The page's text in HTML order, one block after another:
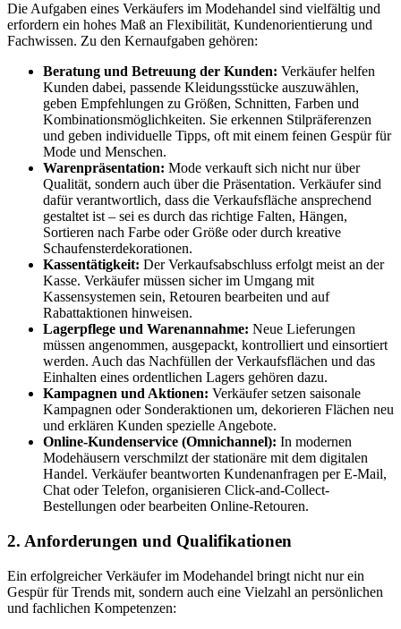
Die Aufgaben eines Verkäufers im Modehandel sind vielfältig und
erfordern ein hohes Maß an Flexibilität, Kundenorientierung und
Fachwissen. Zu den Kernaufgaben gehören:
Beratung und Betreuung der Kunden: Verkäufer helfen
Kunden dabei, passende Kleidungsstücke auszuwählen,
geben Empfehlungen zu Größen, Schnitten, Farben und
Kombinationsmöglichkeiten. Sie erkennen Stilpräferenzen
und geben individuelle Tipps, oft mit einem feinen Gespür für
Mode und Menschen.
Warenpräsentation: Mode verkauft sich nicht nur über
Qualität, sondern auch über die Präsentation. Verkäufer sind
dafür verantwortlich, dass die Verkaufsfläche ansprechend
gestaltet ist – sei es durch das richtige Falten, Hängen,
Sortieren nach Farbe oder Größe oder durch kreative
Schaufensterdekorationen.
Kassentätigkeit: Der Verkaufsabschluss erfolgt meist an der
Kasse. Verkäufer müssen sicher im Umgang mit
Kassensystemen sein, Retouren bearbeiten und auf
Rabattaktionen hinweisen.
Lagerpflege und Warenannahme: Neue Lieferungen
müssen angenommen, ausgepackt, kontrolliert und einsortiert
werden. Auch das Nachfüllen der Verkaufsflächen und das
Einhalten eines ordentlichen Lagers gehören dazu.
Kampagnen und Aktionen: Verkäufer setzen saisonale
Kampagnen oder Sonderaktionen um, dekorieren Flächen neu
und erklären Kunden spezielle Angebote.
Online-Kundenservice (Omnichannel): In modernen
Modehäusern verschmilzt der stationäre mit dem digitalen
Handel. Verkäufer beantworten Kundenanfragen per E-Mail,
Chat oder Telefon, organisieren Click-and-Collect-
Bestellungen oder bearbeiten Online-Retouren.
2. Anforderungen und Qualifikationen
Ein erfolgreicher Verkäufer im Modehandel bringt nicht nur ein
Gespür für Trends mit, sondern auch eine Vielzahl an persönlichen
und fachlichen Kompetenzen: